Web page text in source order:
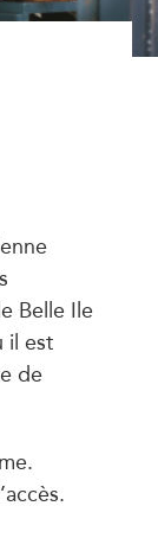
Belle Ile
il est
de